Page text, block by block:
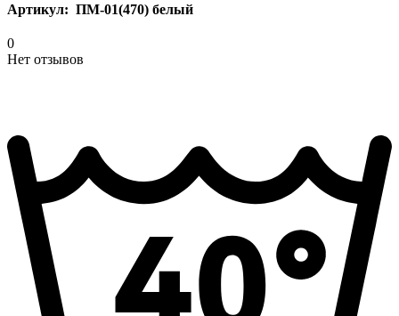
Артикул: ПМ-01(470) белый
0
Нет отзывов